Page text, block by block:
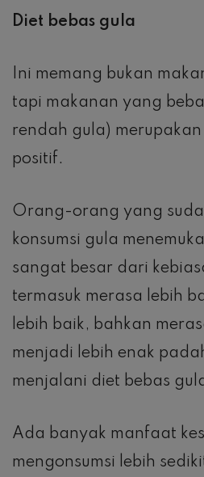
Diet bebas gula
Ini memang bukan
tapi makanan yang
rendah gula)
positif.
Orang-orang yang
konsumsi gula
sangat besar dari
termasuk merasa lebih
lebih baik, bahkan
menjadi lebih enak
menjalani diet bebas
Ada banyak manfaat
mengonsumsi lebih